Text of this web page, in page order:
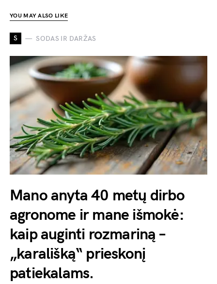
YOU MAY ALSO LIKE
S SODAS IR DARŽAS
Mano anyta 40 metų dirbo
agronome ir mane išmokė:
kaip auginti rozmariną –
„karališką“ prieskonį
patiekalams.